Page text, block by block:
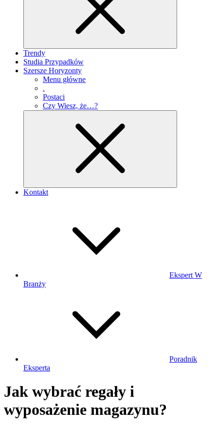
Trendy
Studia Przypadków
Szersze Horyzonty
Menu główne
.
Postaci
Czy Wiesz, że…?
Kontakt
Ekspert W
Branży
Poradnik
Eksperta
Jak wybrać regały i
wyposażenie magazynu?